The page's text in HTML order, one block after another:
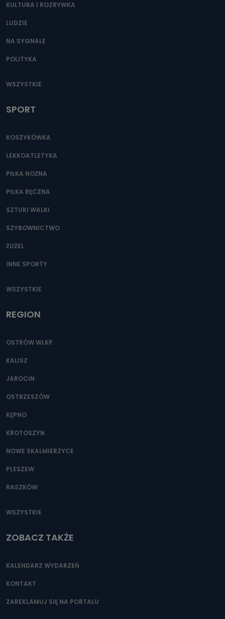
KULTURA I ROZRYWKA
LUDZIE
NA SYGNALE
POLITYKA
WSZYSTKIE
SPORT
KOSZYKÓWKA
LEKKOATLETYKA
PIŁKA NOŻNA
PIŁKA RĘCZNA
SZTUKI WALKI
SZYBOWNICTWO
ŻUŻEL
INNE SPORTY
WSZYSTKIE
REGION
OSTRÓW WLKP.
KALISZ
JAROCIN
OSTRZESZÓW
KĘPNO
KROTOSZYN
NOWE SKALMIERZYCE
PLESZEW
RASZKÓW
WSZYSTKIE
ZOBACZ TAKŻE
KALENDARZ WYDARZEŃ
KONTAKT
ZAREKLAMUJ SIĘ NA PORTALU